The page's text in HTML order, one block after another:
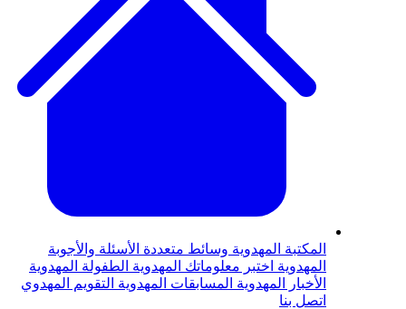
المكتبة المهدوية وسائط متعددة الأسئلة والأجوبة
المهدوية اختبر معلوماتك المهدوية الطفولة المهدوية
الأخبار المهدوية المسابقات المهدوية التقويم المهدوي
اتصل بنا